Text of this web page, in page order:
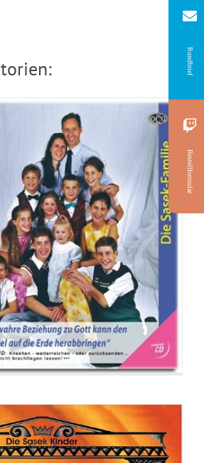
Salomons Wunsch
Rundbrief
Bestellformular